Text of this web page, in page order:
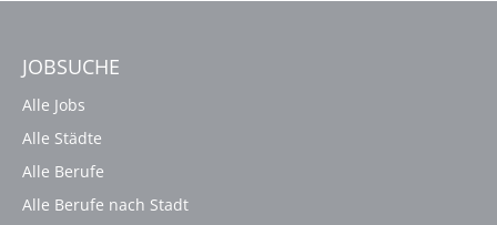
JOBSUCHE
Alle Jobs
Alle Städte
Alle Berufe
Alle Berufe nach Stadt